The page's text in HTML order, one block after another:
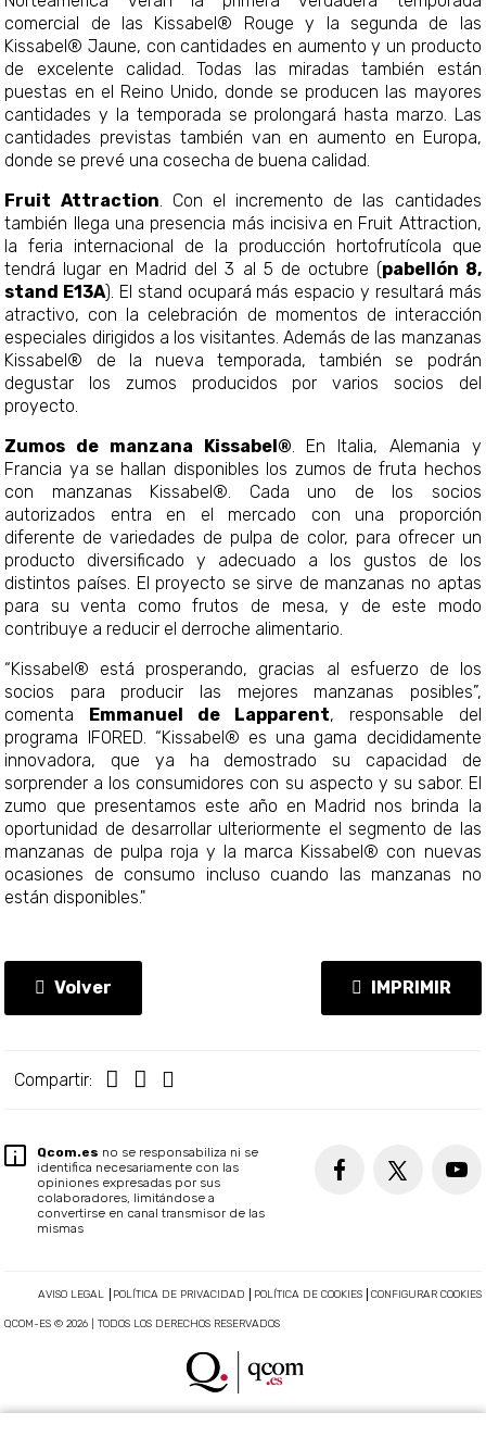
comercial de las Kissabel® Rouge y la segunda de las
Kissabel® Jaune, con cantidades en aumento y un producto
de excelente calidad. Todas las miradas también están
puestas en el Reino Unido, donde se producen las mayores
cantidades y la temporada se prolongará hasta marzo. Las
cantidades previstas también van en aumento en Europa,
donde se prevé una cosecha de buena calidad.
Fruit Attraction . Con el incremento de las cantidades
también llega una presencia más incisiva en Fruit Attraction,
la feria internacional de la producción hortofrutícola que
tendrá lugar en Madrid del 3 al 5 de octubre (pabellón 8,
stand E13A). El stand ocupará más espacio y resultará más
atractivo, con la celebración de momentos de interacción
especiales dirigidos a los visitantes. Además de las manzanas
Kissabel® de la nueva temporada, también se podrán
degustar los zumos producidos por varios socios del
proyecto.
Zumos de manzana Kissabel® . En Italia, Alemania y
Francia ya se hallan disponibles los zumos de fruta hechos
con manzanas Kissabel®. Cada uno de los socios
autorizados entra en el mercado con una proporción
diferente de variedades de pulpa de color, para ofrecer un
producto diversificado y adecuado a los gustos de los
distintos países. El proyecto se sirve de manzanas no aptas
para su venta como frutos de mesa, y de este modo
contribuye a reducir el derroche alimentario.
“Kissabel® está prosperando, gracias al esfuerzo de los
socios para producir las mejores manzanas posibles”,
comenta Emmanuel de Lapparent, responsable del
programa IFORED. “Kissabel® es una gama decididamente
innovadora, que ya ha demostrado su capacidad de
sorprender a los consumidores con su aspecto y su sabor. El
zumo que presentamos este año en Madrid nos brinda la
oportunidad de desarrollar ulteriormente el segmento de las
manzanas de pulpa roja y la marca Kissabel® con nuevas
ocasiones de consumo incluso cuando las manzanas no
están disponibles."
Volver IMPRIMIR
Compartir:
Qcom.es no se responsabiliza ni se
identifica necesariamente con las
opiniones expresadas por sus
colaboradores, limitándose a
convertirse en canal transmisor de las
mismas
AVISO LEGAL POLÍTICA DE PRIVACIDAD POLÍTICA DE COOKIES CONFIGURAR COOKIES
QCOM-ES © 2026 | TODOS LOS DERECHOS RESERVADOS